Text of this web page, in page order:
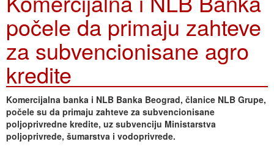
počele da primaju zahteve
za subvencionisane agro
kredite
Komercijalna banka i NLB Banka Beograd, članice NLB Grupe,
počele su da primaju zahteve za subvencionisane
poljoprivredne kredite, uz subvenciju Ministarstva
poljoprivrede, šumarstva i vodoprivrede.